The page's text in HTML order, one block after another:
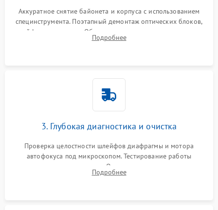
Аккуратное снятие байонета и корпуса с использованием
специнструмента. Поэтапный демонтаж оптических блоков,
шлейфов и приводов. Обязательная маркировка положения
линзовых групп для сохранения заводской центровки при
Подробнее
3. Глубокая диагностика и очистка
Проверка целостности шлейфов диафрагмы и мотора
автофокуса под микроскопом. Тестирование работы
электромагнитного привода. Очистка оптических элементов
от пыли, следов влаги и грибка спецрастворами без
Подробнее